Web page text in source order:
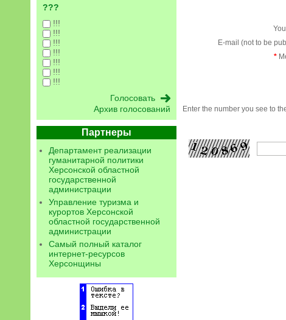
???
!!!
!!!
!!!
!!!
!!!
!!!
!!!
Архив голосований
Партнеры
Департамент реализации
гуманитарной политики
Херсонской областной
государственной
администрации
Управление туризма и
курортов Херсонской
областной государственной
администрации
Самый полный каталог
интернет-ресурсов
Херсонщины
E-mail (not to be
*
Enter the number you see to